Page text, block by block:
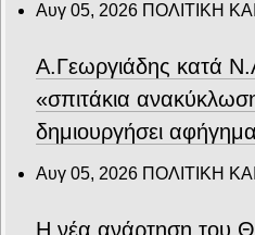
Αυγ 05, 2026 ΠΟΛΙΤΙΚΗ
Α.Γεωργιάδης κατά
«σπιτάκια
δημιουργήσει
Αυγ 05, 2026 ΠΟΛΙΤΙΚΗ
Η νέα ανάρτηση του